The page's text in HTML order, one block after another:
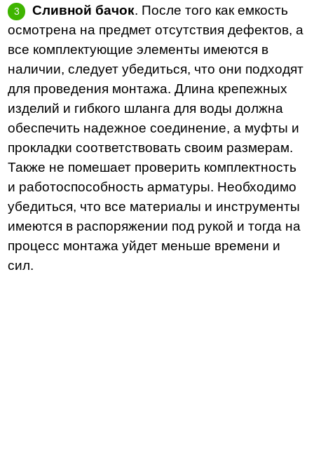
Сливной бачок. После того как емкость
осмотрена на предмет отсутствия дефектов, а
все комплектующие элементы имеются в
наличии, следует убедиться, что они подходят
для проведения монтажа. Длина крепежных
изделий и гибкого шланга для воды должна
обеспечить надежное соединение, а муфты и
прокладки соответствовать своим размерам.
Также не помешает проверить комплектность
и работоспособность арматуры. Необходимо
убедиться, что все материалы и инструменты
имеются в распоряжении под рукой и тогда на
процесс монтажа уйдет меньше времени и
сил.